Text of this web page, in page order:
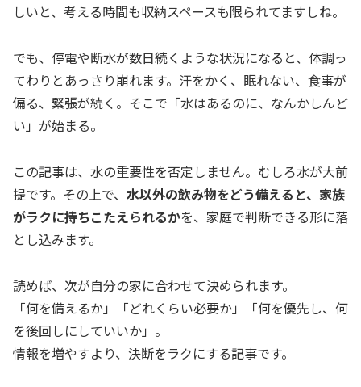
しいと、考える時間も収納スペースも限られてますしね。
でも、停電や断水が数日続くような状況になると、体調っ
てわりとあっさり崩れます。汗をかく、眠れない、食事が
偏る、緊張が続く。そこで「水はあるのに、なんかしんど
い」が始まる。
この記事は、水の重要性を否定しません。むしろ水が大前
提です。その上で、 水以外の飲み物をどう備えると、家族
がラクに持ちこたえられるかを、家庭で判断できる形に落
とし込みます。
読めば、次が自分の家に合わせて決められます。
「何を備えるか」「どれくらい必要か」「何を優先し、何
を後回しにしていいか」。
情報を増やすより、決断をラクにする記事です。